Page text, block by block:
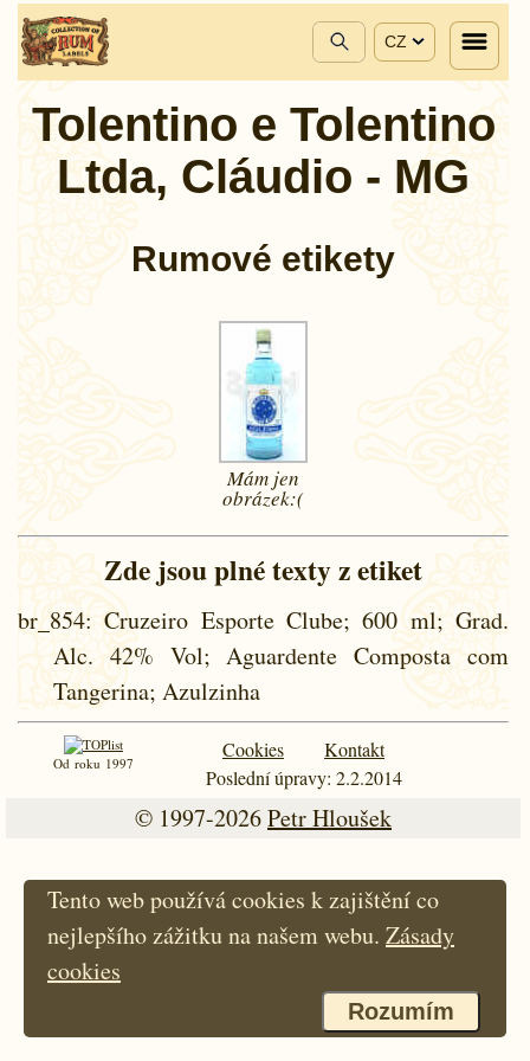
CZ
Tolentino e Tolentino
Ltda, Cláudio - MG
Rumové etikety
Mám jen
obrázek:(
Zde jsou plné texty z etiket
br_854: Cruzeiro Esporte Clube; 600 ml; Grad.
Alc. 42% Vol; Aguardente Composta com
Tangerina; Azulzinha
Od roku 1997
Cookies
Kontakt
Poslední úpravy: 2.2.2014
© 1997-2026Petr Hloušek
Tento web používá cookies k zajištění co
nejlepšího zážitku na našem webu. Zásady
cookies
Rozumím